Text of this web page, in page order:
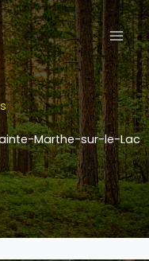
Marthe-sur-le-Lac